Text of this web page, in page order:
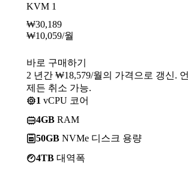
KVM 1
₩30,189
₩10,059/월
바로 구매하기
2 년간 ₩18,579/월의 가격으로 갱신. 언
제든 취소 가능.
1 vCPU 코어
4GB RAM
50GB NVMe 디스크 용량
4TB 대역폭